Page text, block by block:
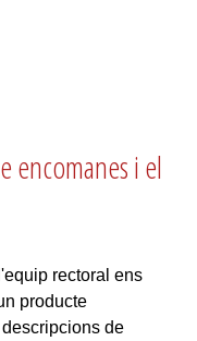
encomanes i el
rectoral ens
producte
de